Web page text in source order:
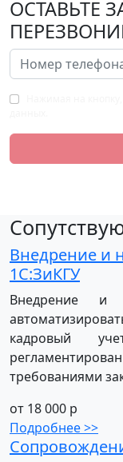
ОСТАВЬТЕ
Внедрение и
1С:ЗиКГУ
Внедрение и
кадровый
требованиями
от 18 000 р
Подробнее >>